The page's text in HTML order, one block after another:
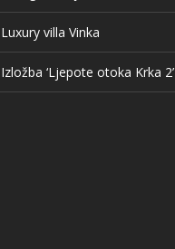
Luxury villa Vinka
Izložba ‘Ljepote otoka Krka 2’